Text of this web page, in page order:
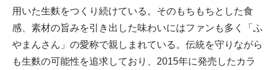
用いた生麩をつくり続けている。そのもちもちとした食
感、素材の旨みを引き出した味わいにはファンも多く「ふ
やまんさん」の愛称で親しまれている。伝統を守りながら
も生麩の可能性を追求しており、2015年に発売したカラ